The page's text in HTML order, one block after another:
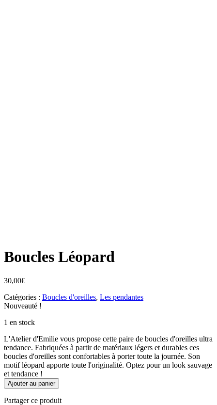
Boucles Léopard
30,00€
Catégories : Boucles d'oreilles, Les pendantes
Nouveauté !
1 en stock
L'Atelier d'Emilie vous propose cette paire de boucles d'oreilles ultra
tendance. Fabriquées à partir de matériaux légers et durables ces
boucles d'oreilles sont confortables à porter toute la journée. Son
motif léopard apporte toute l'originalité. Optez pour un look sauvage
et tendance !
quantité
de
Boucles
Ajouter au panier
Partager ce produit